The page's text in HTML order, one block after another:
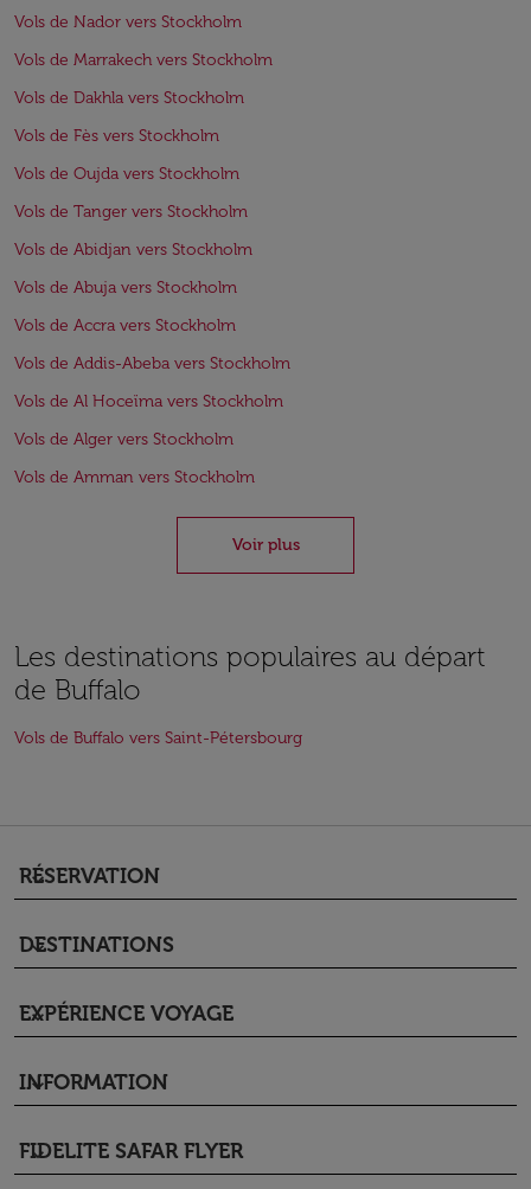
Vols de Nador vers Stockholm
Vols de Marrakech vers Stockholm
Vols de Dakhla vers Stockholm
Vols de Fès vers Stockholm
Vols de Oujda vers Stockholm
Vols de Tanger vers Stockholm
Vols de Abidjan vers Stockholm
Vols de Abuja vers Stockholm
Vols de Accra vers Stockholm
Vols de Addis-Abeba vers Stockholm
Vols de Al Hoceïma vers Stockholm
Vols de Alger vers Stockholm
Vols de Amman vers Stockholm
Voir plus
Les destinations populaires au départ
de Buffalo
Vols de Buffalo vers Saint-Pétersbourg
RÉSERVATION
keyboard_arrow_down
DESTINATIONS
keyboard_arrow_down
EXPÉRIENCE VOYAGE
keyboard_arrow_down
INFORMATION
keyboard_arrow_down
FIDELITE SAFAR FLYER
keyboard_arrow_down